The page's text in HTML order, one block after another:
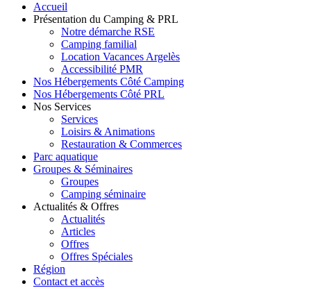
Accueil
Présentation du Camping & PRL
Notre démarche RSE
Camping familial
Location Vacances Argelès
Accessibilité PMR
Nos Hébergements Côté Camping
Nos Hébergements Côté PRL
Nos Services
Services
Loisirs & Animations
Restauration & Commerces
Parc aquatique
Groupes & Séminaires
Groupes
Camping séminaire
Actualités & Offres
Actualités
Articles
Offres
Offres Spéciales
Région
Contact et accès